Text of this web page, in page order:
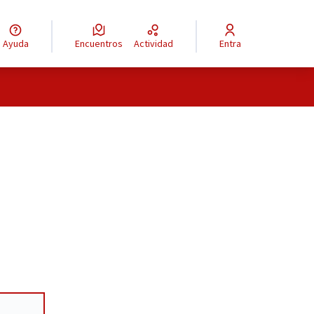
Ayuda Encuentros Actividad Entra